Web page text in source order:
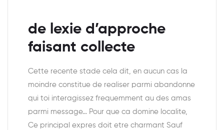
de lexie d’approche
faisant collecte
Cette recente stade cela dit, en aucun cas la
moindre constitue de realiser parmi abandonne
qui toi interagissez frequemment au des amas
parmi message… Pour que ca domine localite,
Ce principal expres doit etre charmant Sauf